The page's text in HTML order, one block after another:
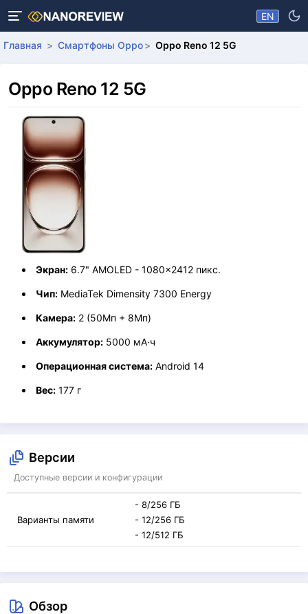
EN
Главная Смартфоны Oppo Oppo Reno 12 5G
Oppo Reno 12 5G
Экран: 6.7" AMOLED - 1080x2412 пикс.
Чип: MediaTek Dimensity 7300 Energy
Камера: 2 (50Мп + 8Мп)
Аккумулятор: 5000 мА·ч
Операционная система: Android 14
Вес: 177 г
Версии
Доступные версии и конфигурации
Варианты памяти
- 8/256 ГБ
- 12/256 ГБ
- 12/512 ГБ
Обзор